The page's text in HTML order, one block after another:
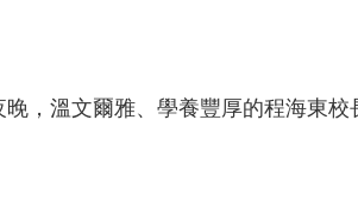
溫文爾雅、學養豐厚的程海東校